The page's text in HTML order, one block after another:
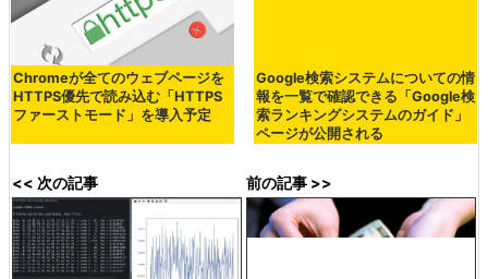
Chromeが全てのウェブページを
HTTPS優先で読み込む「HTTPS
ファーストモード」を導入予定
Google検索システムについての情
報を一覧で確認できる「Google検
索ランキングシステムのガイド」
ページが公開される
<< 次の記事 前の記事 >>